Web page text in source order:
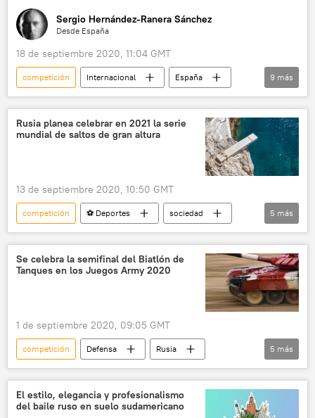
Sergio Hernández-Ranera Sánchez
Desde España
18 de septiembre 2020, 11:04 GMT
competición Internacional
España
⚽ Deportes
sociedad
triatlón
Santander
confusión
clasificación
carrera
medalla noticias
9 más
Rusia planea celebrar en 2021 la serie
mundial de saltos de gran altura
13 de septiembre 2020, 10:50 GMT
competición ⚽ Deportes
sociedad
Rusia
Internacional
salto
Crimea
noticias
5 más
Se celebra la semifinal del Biatlón de
Tanques en los Juegos Army 2020
1 de septiembre 2020, 09:05 GMT
competición Defensa
Rusia
Internacional
Biatlón de Tanques
Foro Internacional Técnico Militar Army
juegos
noticias
5 más
El estilo, elegancia y profesionalismo
del baile ruso en suelo sudamericano